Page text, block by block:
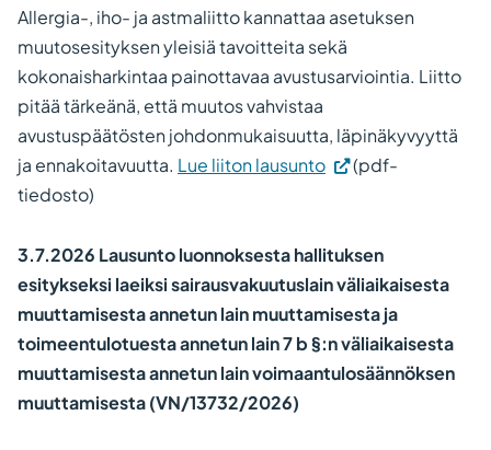
Allergia-, iho- ja astmaliitto kannattaa asetuksen
muutosesityksen yleisiä tavoitteita sekä
kokonaisharkintaa painottavaa avustusarviointia. Liitto
pitää tärkeänä, että muutos vahvistaa
avustuspäätösten johdonmukaisuutta, läpinäkyvyyttä
ja ennakoitavuutta. Lue liiton lausunto
(pdf-
tiedosto)
3.7.2026 Lausunto luonnoksesta hallituksen
esitykseksi laeiksi sairausvakuutuslain väliaikaisesta
muuttamisesta annetun lain muuttamisesta ja
toimeentulotuesta annetun lain 7 b §:n väliaikaisesta
muuttamisesta annetun lain voimaantulosäännöksen
muuttamisesta (VN/13732/2026)